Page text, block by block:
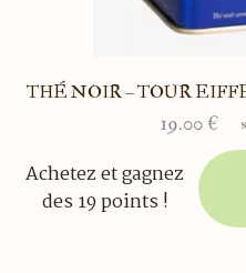
THÉ NOIR – TOUR
19.00 €
Achetez et gagnez
des 19 points !